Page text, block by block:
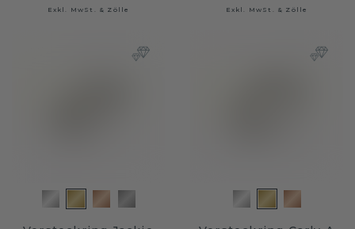
Exkl. MwSt. & Zölle Exkl. MwSt. & Zölle